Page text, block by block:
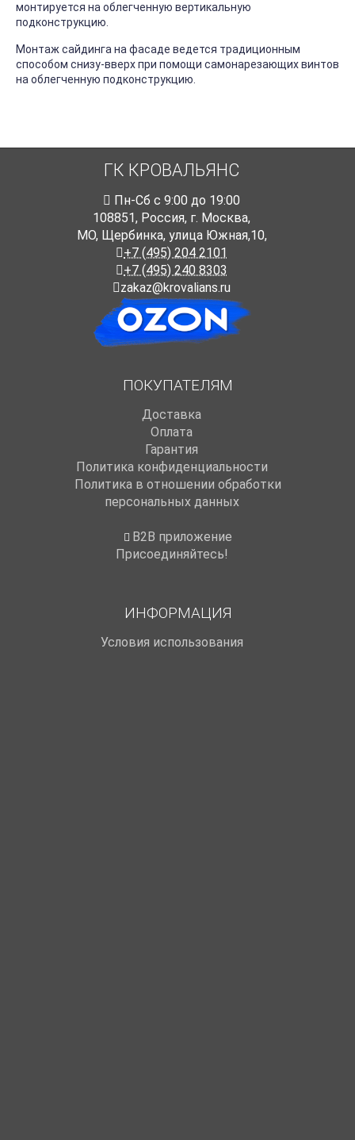
монтируется на облегченную вертикальную
подконструкцию.
Монтаж сайдинга на фасаде ведется традиционным
способом снизу-вверх при помощи самонарезающих винтов
на облегченную подконструкцию.
ГК КРОВАЛЬЯНС
Пн-Cб с 9:00 до 19:00
108851, Россия, г. Москва,
МО, Щербинка, улица Южная,10,
+7 (495) 204 2101
+7 (495) 240 8303
zakaz@krovalians.ru
ПОКУПАТЕЛЯМ
Доставка
Оплата
Гарантия
Политика конфиденциальности
Политика в отношении обработки
персональных данных
B2B приложение
Присоединяйтесь!
ИНФОРМАЦИЯ
Условия использования